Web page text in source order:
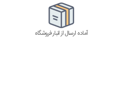
آماده ارسال از انبار فروشگاه